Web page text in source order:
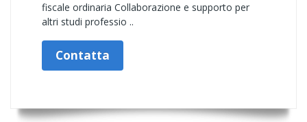
fiscale ordinaria Collaborazione e supporto per
altri studi professio ..
Contatta